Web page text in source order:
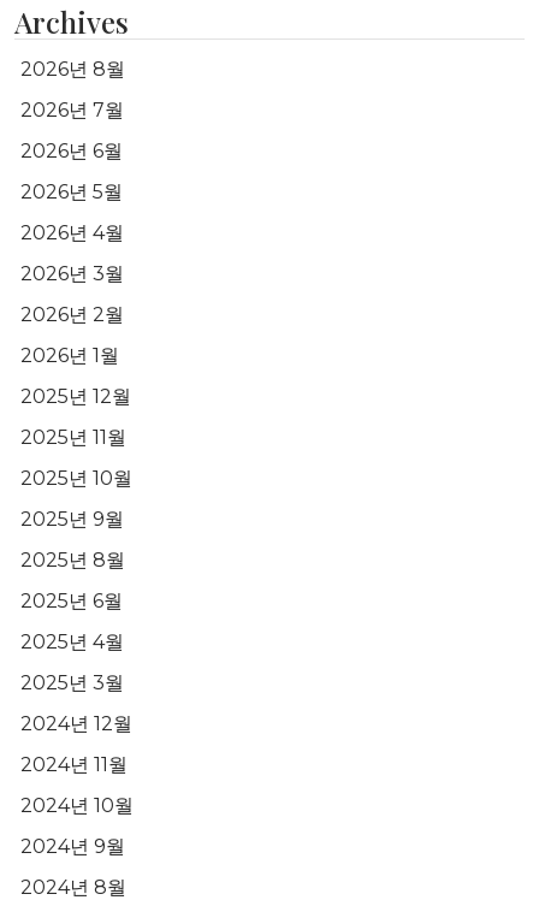
Archives
2026년 8월
2026년 7월
2026년 6월
2026년 5월
2026년 4월
2026년 3월
2026년 2월
2026년 1월
2025년 12월
2025년 11월
2025년 10월
2025년 9월
2025년 8월
2025년 6월
2025년 4월
2025년 3월
2024년 12월
2024년 11월
2024년 10월
2024년 9월
2024년 8월